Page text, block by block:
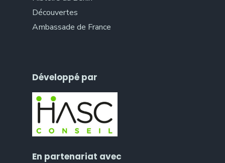
Découvertes
Ambassade de France
Développé par
En partenariat avec